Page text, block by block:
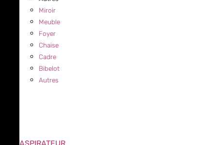
Miroir
Meuble
Foyer
Chaise
Cadre
Bibelot
Autres
ASPIRATEUR